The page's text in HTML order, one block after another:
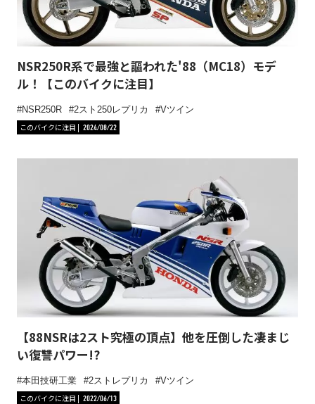
NSR250R系で最強と謳われた'88（MC18）モデ
ル！【このバイクに注目】
NSR250R 2スト250レプリカ
Vツイン
このバイクに注目
2024/08/22
【88NSRは2スト究極の頂点】他を圧倒した凄まじ
い復讐パワー!?
本田技研工業 2ストレプリカ
Vツイン
このバイクに注目
2022/06/13